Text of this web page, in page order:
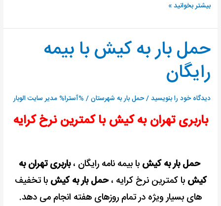
بیشتر بخوانید »
حمل بار به کیش با بیمه
رایگان
دیدگاه‌ خود را بنویسید/حمل بار به شهرستان/ %آسترا% مدیر سایت الوبار
باربری تهران به کیش با کمترین نرخ کرایه
حمل بار به کیش با بیمه نامه رایگان ،باربری تهران به
کیش با کمترین نرخ کرایه ،حمل بار به کیش با تخفیف
های بسیار ویژه در تمام روزهای هفته انجام می دهد.
حمل
بار
کیش
رایگان